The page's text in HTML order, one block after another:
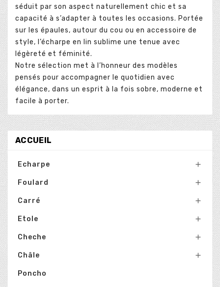
séduit par son aspect naturellement chic et sa
capacité à s’adapter à toutes les occasions. Portée
sur les épaules, autour du cou ou en accessoire de
style, l’écharpe en lin sublime une tenue avec
légèreté et féminité.
Notre sélection met à l’honneur des modèles
pensés pour accompagner le quotidien avec
élégance, dans un esprit à la fois sobre, moderne et
facile à porter.
ACCUEIL
Echarpe 
Foulard 
Carré 
Etole 
Cheche 
Châle 
Poncho